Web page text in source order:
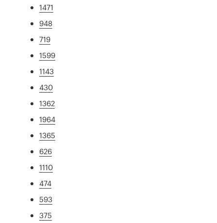
1471
948
719
1599
1143
430
1362
1964
1365
626
1110
474
593
375